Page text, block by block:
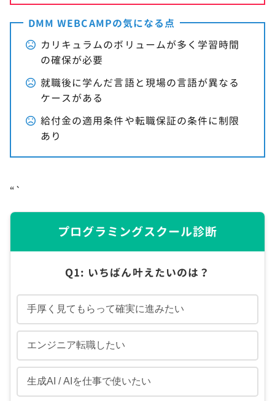
DMM WEBCAMPの気になる点
カリキュラムのボリュームが多く学習時間
の確保が必要
就職後に学んだ言語と現場の言語が異なる
ケースがある
給付金の適用条件や転職保証の条件に制限
あり
“`
プログラミングスクール診断
Q1: いちばん叶えたいのは？
手厚く見てもらって確実に進みたい
エンジニア転職したい
生成AI / AIを仕事で使いたい